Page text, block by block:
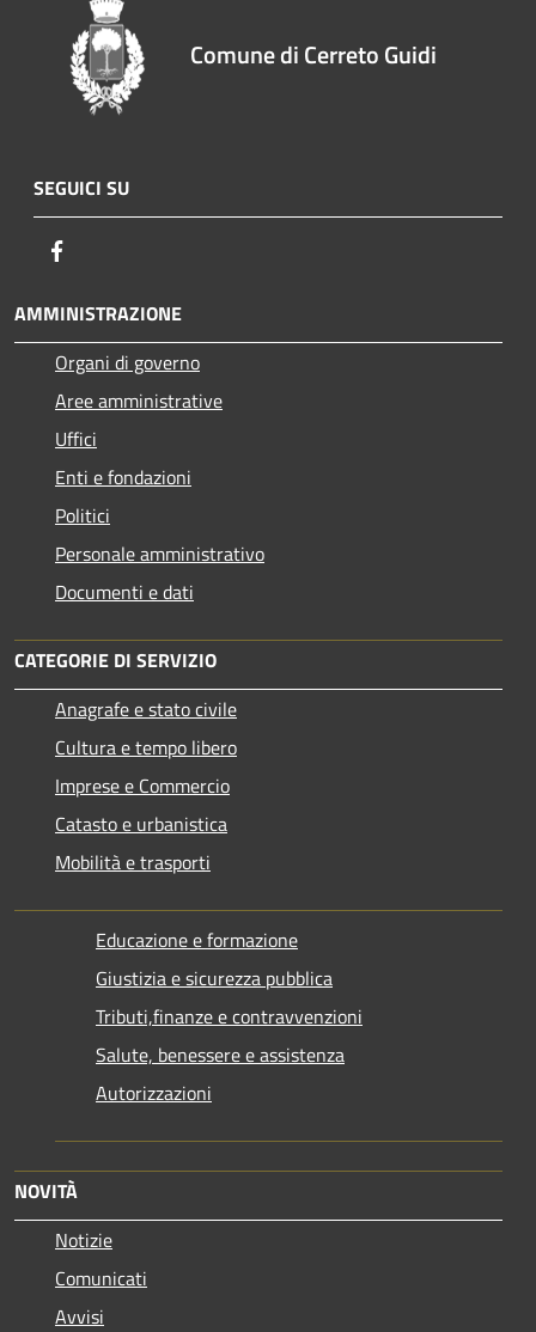
Comune di Cerreto Guidi
SEGUICI SU
AMMINISTRAZIONE
Organi di governo
Aree amministrative
Uffici
Enti e fondazioni
Politici
Personale amministrativo
Documenti e dati
CATEGORIE DI SERVIZIO
Anagrafe e stato civile
Cultura e tempo libero
Imprese e Commercio
Catasto e urbanistica
Mobilità e trasporti
Educazione e formazione
Giustizia e sicurezza pubblica
Tributi,finanze e contravvenzioni
Salute, benessere e assistenza
Autorizzazioni
NOVITÀ
Notizie
Comunicati
Avvisi